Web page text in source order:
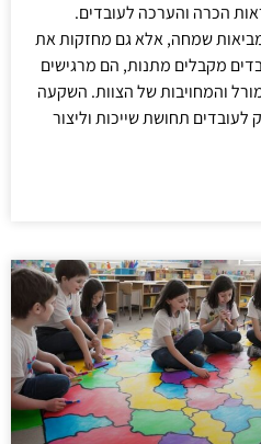
הכרה והערכה לעובדים.
שמחה, אלא גם מחזקות את
מקבלים מתנות, הם מרגישים
והמחויבות של הצוות. השקעה
לעובדים תחושת שייכות וליצור